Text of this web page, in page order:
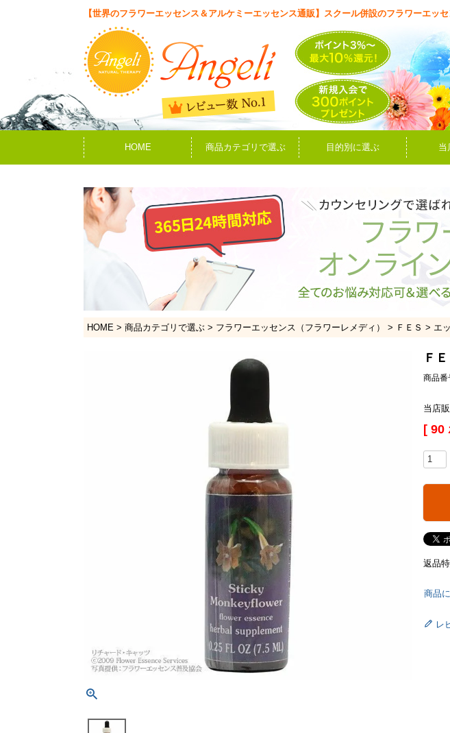
【世界のフラワーエッセンス＆アルケミーエッセンス通販】スクール併設のフラワーエッ
HOME 商品カテゴリで選ぶ 目的別に選ぶ 当
HOME 商品カテゴリで選ぶ フラワーエッセンス（フラワーレメディ） ＦＥＳ エ
Ｆ
商品番
当店
[ 90
返品
商品
レ